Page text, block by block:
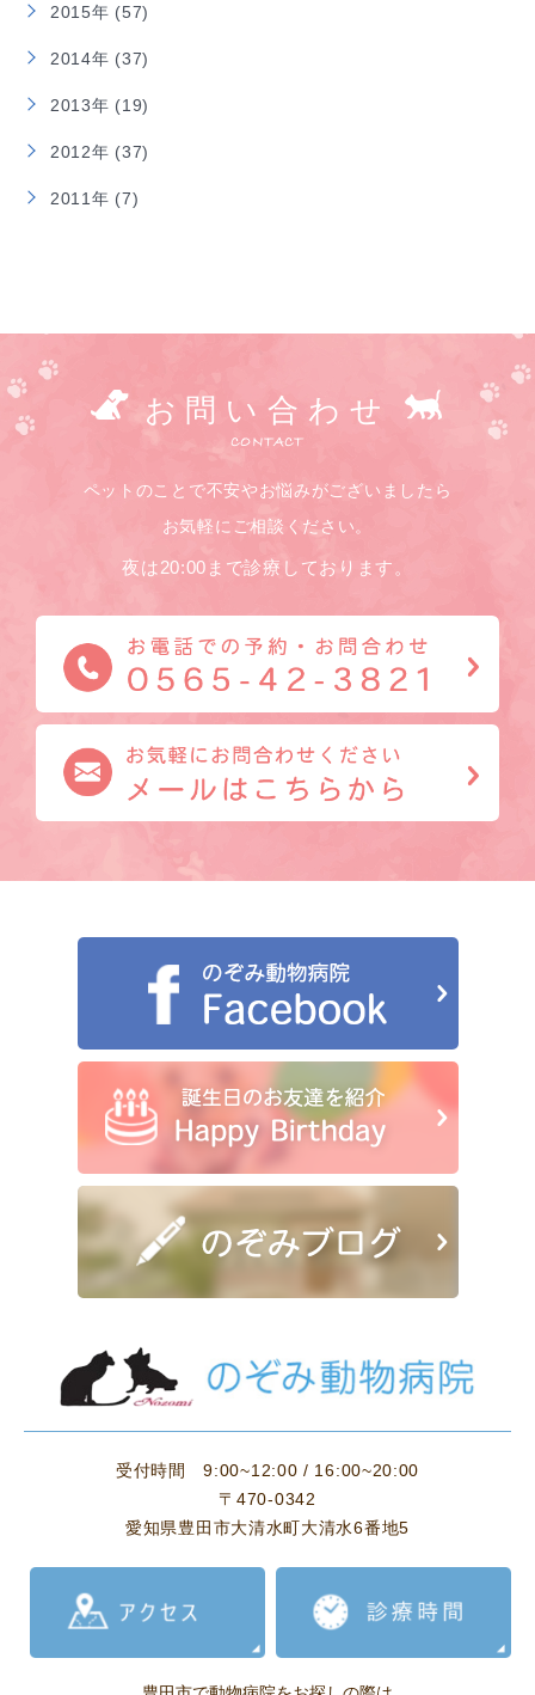
2015年 (57)
2014年 (37)
2013年 (19)
2012年 (37)
2011年 (7)
お問い合わせ
CONTACT
ペットのことで不安やお悩みがございましたら
お気軽にご相談ください。
夜は20:00まで診療しております。
受付時間
9:00~12:00 / 16:00~20:00
〒470-0342
愛知県豊田市大清水町大清水6番地5